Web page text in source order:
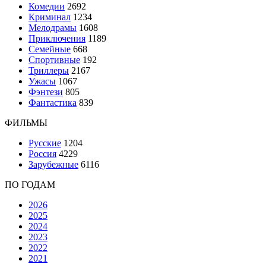
Комедии 2692
Криминал 1234
Мелодрамы 1608
Приключения 1189
Семейные 668
Спортивные 192
Триллеры 2167
Ужасы 1067
Фэнтези 805
Фантастика 839
ФИЛЬМЫ
Русские 1204
Россия 4229
Зарубежные 6116
ПО ГОДАМ
2026
2025
2024
2023
2022
2021